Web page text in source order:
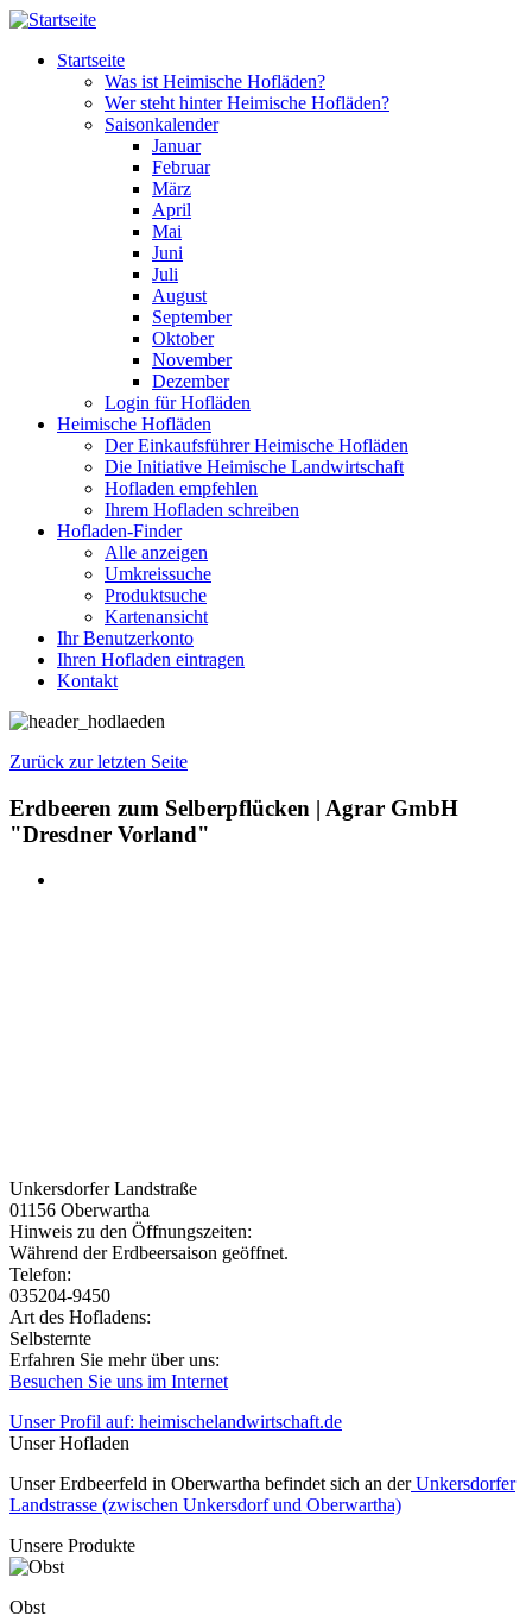
Direkt zum Inhalt
Startseite
Was ist Heimische Hofläden?
Wer steht hinter Heimische Hofläden?
Saisonkalender
Januar
Februar
März
April
Mai
Juni
Juli
August
September
Oktober
November
Dezember
Login für Hofläden
Heimische Hofläden
Der Einkaufsführer Heimische Hofläden
Die Initiative Heimische Landwirtschaft
Hofladen empfehlen
Ihrem Hofladen schreiben
Hofladen-Finder
Alle anzeigen
Umkreissuche
Produktsuche
Kartenansicht
Ihr Benutzerkonto
Ihren Hofladen eintragen
Kontakt
Zurück zur letzten Seite
Erdbeeren zum Selberpflücken | Agrar GmbH
"Dresdner Vorland"
Unkersdorfer Landstraße
01156 Oberwartha
Hinweis zu den Öffnungszeiten:
Während der Erdbeersaison geöffnet.
Telefon:
035204-9450
Art des Hofladens:
Selbsternte
Erfahren Sie mehr über uns:
Besuchen Sie uns im Internet
Unser Profil auf: heimischelandwirtschaft.de
Unser Hofladen
Unser Erdbeerfeld in Oberwartha befindet sich an derUnkersdorfer
Landstrasse (zwischen Unkersdorf und Oberwartha)
Unsere Produkte
Obst